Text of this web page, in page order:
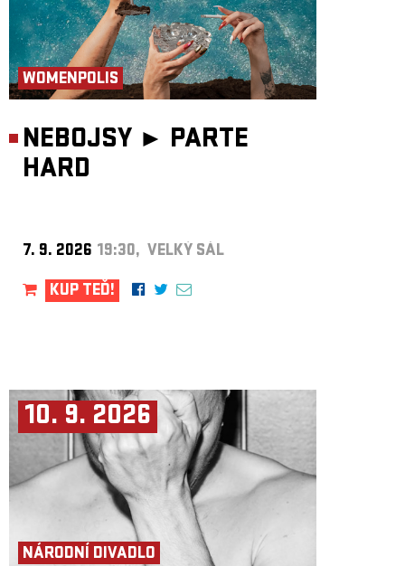
WOMENPOLIS
NEBOJSY ► PARTE
HARD
7. 9. 2026 19:30, VELKÝ SÁL
KUP TEĎ!
10. 9. 2026
NÁRODNÍ DIVADLO